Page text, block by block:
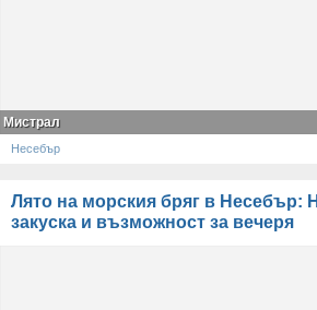
Мистрал
Несебър
Лято на морския бряг в Несебър:
закуска и възможност за вечеря